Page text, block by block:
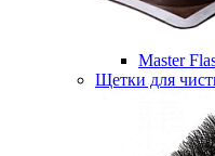
Master
Щетки для